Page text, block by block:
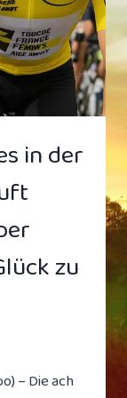
in der
zu
– Die ach